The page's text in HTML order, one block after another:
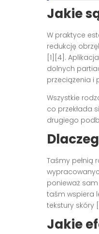
Jakie
W praktyce
redukcję
[1][4].
dolnych
przeciążenia i
Wszystkie
co przekłada
drugiego
Taśmy pełnią
ponieważ sam
taśm wspiera
tekstury skóry
Jakie